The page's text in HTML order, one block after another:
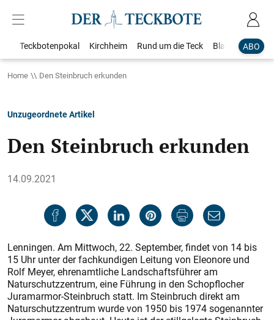
ABO
Teckbotenpokal Kirchheim Rund um die Teck Blaulicht
Home Den Steinbruch erkunden
Unzugeordnete Artikel
Den Steinbruch erkunden
14.09.2021
Lenningen. Am Mittwoch, 22. September, findet von 14 bis
15 Uhr unter der fachkundigen Leitung von Eleonore und
Rolf Meyer, ehrenamtliche Landschaftsführer am
Naturschutzzentrum, eine Führung in den Schopflocher
Juramarmor-Steinbruch statt. Im Steinbruch direkt am
Naturschutzzentrum wurde von 1950 bis 1974 sogenannter